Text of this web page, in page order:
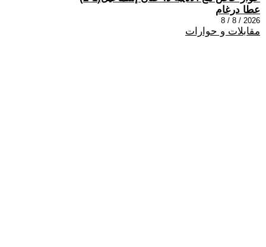
عطا درغام
2026 / 8 / 8
مقابلات و حوارات